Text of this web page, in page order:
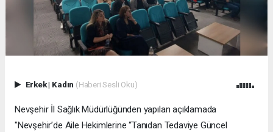
Erkek| Kadın (Haberi Sesli Oku)
Nevşehir İl Sağlık Müdürlüğünden yapılan açıklamada
"Nevşehir’de Aile Hekimlerine “Tanıdan Tedaviye Güncel